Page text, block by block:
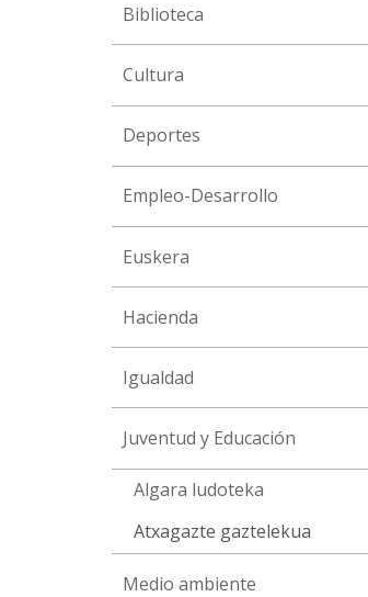
Biblioteca
Cultura
Deportes
Empleo-Desarrollo
Euskera
Hacienda
Igualdad
Juventud y Educación
Algara ludoteka
Atxagazte gaztelekua
Medio ambiente